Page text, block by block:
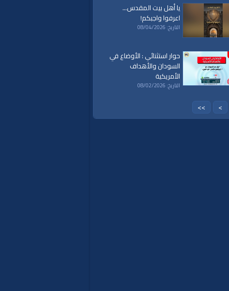
يا أهل بيت المقدس...
اعرفوا واجبكم!
التاريخ: 08/04/2026
حوار استثنائي : الأوضاع في
السودان والأهداف
الأمريكية
التاريخ: 08/02/2026
>
>>